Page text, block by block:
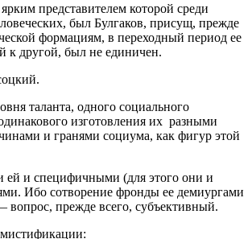
представителем которой среди
был Булгаков, присущ, прежде
формациям, в переходный период ее
к другой, был не единичен.
таланта, одного социального
изготовления их разными
и гранями социума, как фигур этой
ей и специфичными (для этого они и
Ибо сотворение фронды ее демиургами
прежде всего, субъективный.